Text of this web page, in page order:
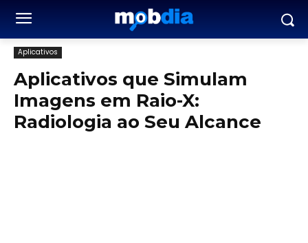
Aplicativos
Aplicativos que Simulam
Imagens em Raio-X:
Radiologia ao Seu Alcance